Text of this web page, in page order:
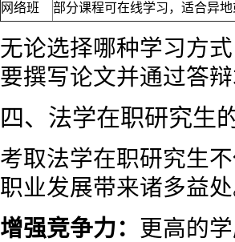
网络班
部分课程可在线学习，适合异
无论选择哪种学习方
要撰写论文并通过答
四、法学在职研究生
考取法学在职研究生
职业发展带来诸多益
增强竞争力： 更高的